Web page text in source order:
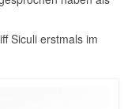
Siculi erstmals im